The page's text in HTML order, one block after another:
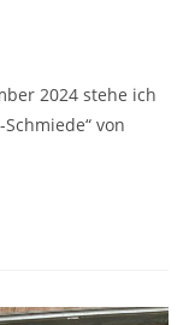
2024 stehe ich
von